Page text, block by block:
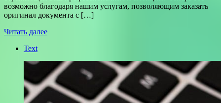
возможно благодаря нашим услугам, позволяющим заказать
оригинал документа с […]
Читать далее
Text